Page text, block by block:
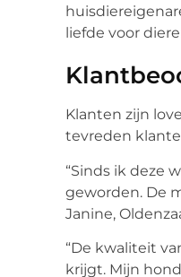
liefde voor
Klanten zijn
tevreden
“Sinds ik deze
geworden. De
Janine,
“De kwaliteit
krijgt. Mijn